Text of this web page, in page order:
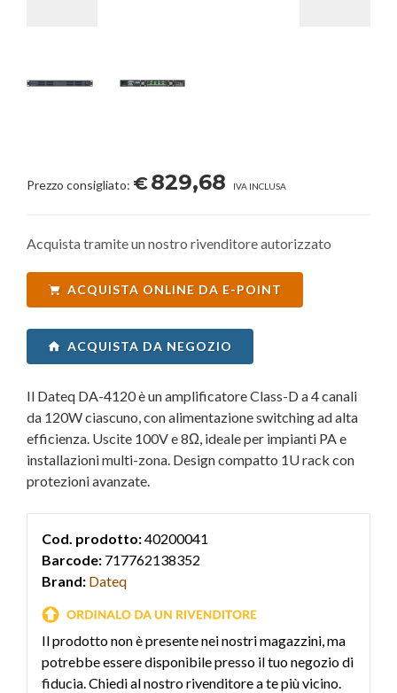
Prezzo consigliato: €829,68 IVA INCLUSA
Acquista tramite un nostro rivenditore autorizzato
ACQUISTA ONLINE DA E-POINT
ACQUISTA DA NEGOZIO
Il Dateq DA-4120 è un amplificatore Class-D a 4 canali
da 120W ciascuno, con alimentazione switching ad alta
efficienza. Uscite 100V e 8Ω, ideale per impianti PA e
installazioni multi-zona. Design compatto 1U rack con
protezioni avanzate.
Cod. prodotto:40200041
Barcode: 717762138352
Brand: Dateq
Il prodotto non è presente nei nostri magazzini, ma
potrebbe essere disponibile presso il tuo negozio di
fiducia. Chiedi al nostro rivenditore a te più vicino.